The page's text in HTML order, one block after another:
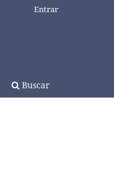
Buscar
Entrar